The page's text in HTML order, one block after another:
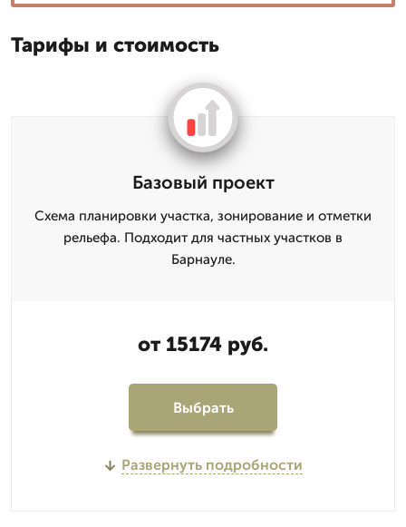
Тарифы и стоимость
Базовый проект
Схема планировки участка, зонирование и отметки
рельефа. Подходит для частных участков в
Барнауле.
от 15174 руб.
Выбрать
Развернуть подробности